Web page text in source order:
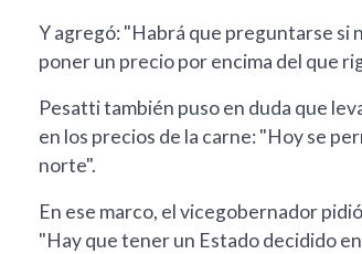
Y agregó: "Habrá que preguntarse si
poner un precio por encima del que
Pesatti también puso en duda que
en los precios de la carne: "Hoy se
norte".
En ese marco, el vicegobernador
"Hay que tener un Estado decidido